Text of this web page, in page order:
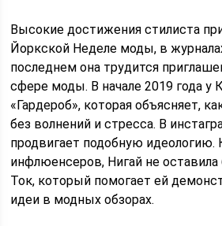
Высокие достижения стилиста
Йоркской Неделе моды, в
последнем она трудится
сфере моды. В начале 2019 года у
«Гардероб», которая объясняет,
без волнений и стресса. В
продвигает подобную идеологию.
инфлюенсеров, Нигай не
Ток, который помогает ей
идеи в модных обзорах.